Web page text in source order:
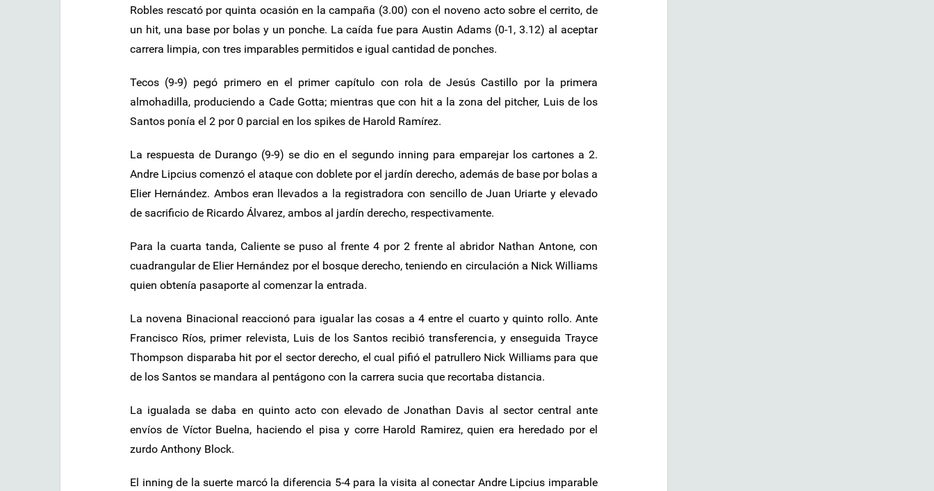
Robles rescató por quinta ocasión en la campaña (3.00) con el noveno acto sobre el cerrito, de
un hit, una base por bolas y un ponche. La caída fue para Austin Adams (0-1, 3.12) al aceptar
carrera limpia, con tres imparables permitidos e igual cantidad de ponches.
Tecos (9-9) pegó primero en el primer capítulo con rola de Jesús Castillo por la primera
almohadilla, produciendo a Cade Gotta; mientras que con hit a la zona del pitcher, Luis de los
Santos ponía el 2 por 0 parcial en los spikes de Harold Ramírez.
La respuesta de Durango (9-9) se dio en el segundo inning para emparejar los cartones a 2.
Andre Lipcius comenzó el ataque con doblete por el jardín derecho, además de base por bolas a
Elier Hernández. Ambos eran llevados a la registradora con sencillo de Juan Uriarte y elevado
de sacrificio de Ricardo Álvarez, ambos al jardín derecho, respectivamente.
Para la cuarta tanda, Caliente se puso al frente 4 por 2 frente al abridor Nathan Antone, con
cuadrangular de Elier Hernández por el bosque derecho, teniendo en circulación a Nick Williams
quien obtenía pasaporte al comenzar la entrada.
La novena Binacional reaccionó para igualar las cosas a 4 entre el cuarto y quinto rollo. Ante
Francisco Ríos, primer relevista, Luis de los Santos recibió transferencia, y enseguida Trayce
Thompson disparaba hit por el sector derecho, el cual pifió el patrullero Nick Williams para que
de los Santos se mandara al pentágono con la carrera sucia que recortaba distancia.
La igualada se daba en quinto acto con elevado de Jonathan Davis al sector central ante
envíos de Víctor Buelna, haciendo el pisa y corre Harold Ramirez, quien era heredado por el
zurdo Anthony Block.
El inning de la suerte marcó la diferencia 5-4 para la visita al conectar Andre Lipcius imparable